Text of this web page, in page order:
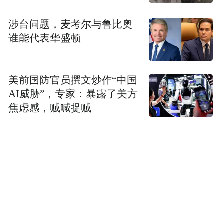
涉台问题，麦考尔与鲁比奥
谁能代表华盛顿
美前国防官员撰文炒作“中国
AI威胁”，专家：暴露了美方
焦虑感，贼喊捉贼